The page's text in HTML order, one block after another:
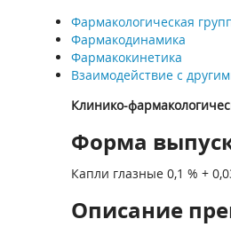
Фармакологическая
Фармакодинамика
Фармакокинетика
Взаимодействие с
Клинико-
Форма
Капли глазные 0,1 % +
Описание